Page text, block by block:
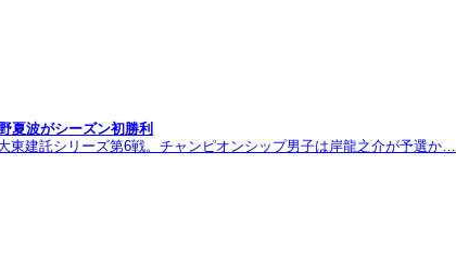
夏波がシーズン初勝利
東建託シリーズ第6戦。チャンピオンシップ男子は岸龍之介が予選か…